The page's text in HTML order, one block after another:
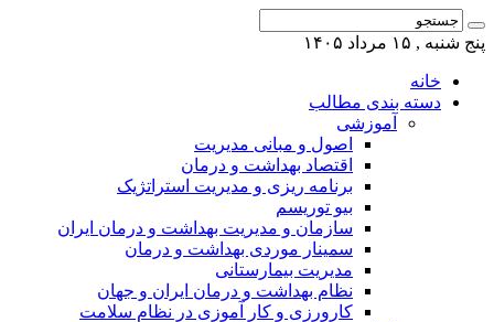
بندی مطالب
اصول و مبانی مدیریت
اقتصاد بهداشت و درمان
برنامه ریزی و مدیریت استراتژیک
بیو توریسم
سازمان و مدیریت بهداشت و درمان ایران
سمینار موردی بهداشت و درمان
مدیریت بیمارستانی
نظام بهداشت و درمان ایران و جهان
کارورزی و کار آموزی در نظام سلامت